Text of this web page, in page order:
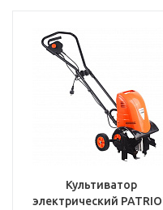
Культиватор
электрический